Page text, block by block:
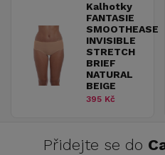
Kalhotky
FANTASIE
SMOOTHEASE
INVISIBLE
STRETCH
BRIEF
NATURAL
BEIGE
395 Kč
Přidejte se do